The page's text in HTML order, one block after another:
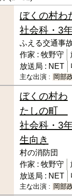
ぼくの村
社会科・3
ふえる交通事
作家 : 牧野守
放送局 : NET
主な出演 : 岡部
ぼくの村わ
たしの町
社会科・3
生向き
村の消防団
作家 : 牧野守
放送局 : NET
主な出演 : 岡部